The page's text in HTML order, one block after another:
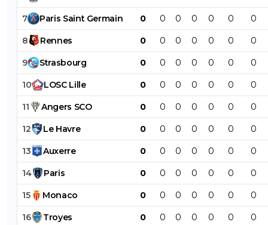
7 Paris Saint Germain 0 0 0 0 0 0 0
8 Rennes 0 0 0 0 0 0 0
9 Strasbourg 0 0 0 0 0 0 0
10 LOSC Lille 0 0 0 0 0 0 0
11 Angers SCO 0 0 0 0 0 0 0
12 Le Havre 0 0 0 0 0 0 0
13 Auxerre 0 0 0 0 0 0 0
14 Paris 0 0 0 0 0 0 0
15 Monaco 0 0 0 0 0 0 0
16 Troyes 0 0 0 0 0 0 0